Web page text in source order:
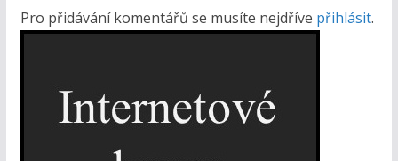
Pro přidávání komentářů se musíte nejdříve přihlásit.